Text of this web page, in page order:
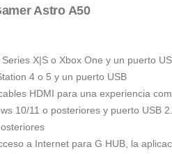
Astro A50
X|S o Xbox One y un puerto
4 o 5 y un puerto USB
HDMI para una experiencia
10/11 o posteriores y puerto USB
a Internet para G HUB, la